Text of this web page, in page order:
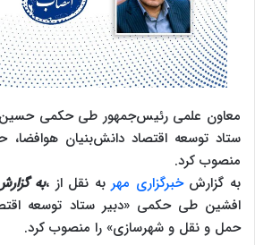
معاون علمی رئیس‌جمهور طی حکمی
ستاد توسعه اقتصاد دانش‌بنیان
منصوب کرد.
به گزارشخبرگزاری مهر به نقل از ،به
افشین طی حکمی «دبیر ستاد توسعه
حمل و نقل و شهرسازی» را منصوب کرد.